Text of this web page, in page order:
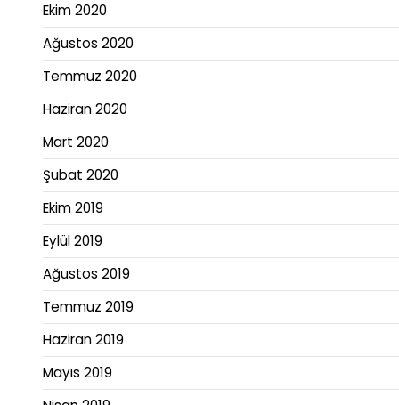
Ekim 2020
Ağustos 2020
Temmuz 2020
Haziran 2020
Mart 2020
Şubat 2020
Ekim 2019
Eylül 2019
Ağustos 2019
Temmuz 2019
Haziran 2019
Mayıs 2019